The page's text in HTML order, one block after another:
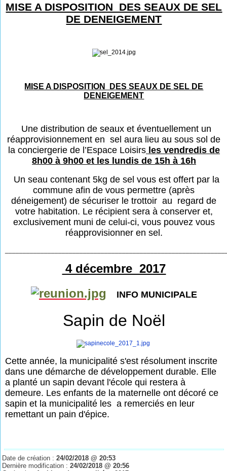
MISE A DISPOSITION DES SEAUX DE SEL
DE DENEIGEMENT
MISE A DISPOSITION DES SEAUX DE SEL DE
DENEIGEMENT
Une distribution de seaux et éventuellement un
réapprovisionnement en sel aura lieu au sous sol de
la conciergerie de l’Espace Loisirs les vendredis de
8h00 à 9h00 et les lundis de 15h à 16h
Un seau contenant 5kg de sel vous est offert par la
commune afin de vous permettre (après
déneigement) de sécuriser le trottoir au regard de
votre habitation. Le récipient sera à conserver et,
exclusivement muni de celui-ci, vous pouvez vous
réapprovisionner en sel.
4 décembre 2017
INFO MUNICIPALE
Sapin de Noël
Cette année, la municipalité s'est résolument inscrite
dans une démarche de développement durable. Elle
a planté un sapin devant l'école qui restera à
demeure. Les enfants de la maternelle ont décoré ce
sapin et la municipalité les a remerciés en leur
remettant un pain d'épice.
Date de création :24/02/2018 @ 20:53
Dernière modification :24/02/2018 @ 20:56